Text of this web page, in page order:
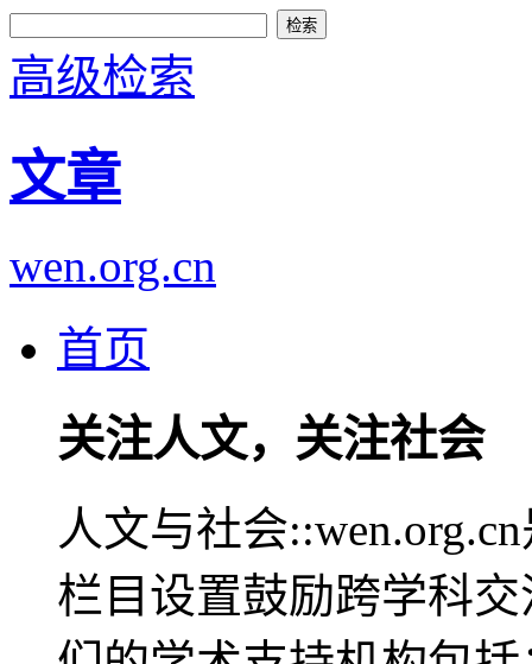
高级检索
文章
wen.org.cn
首页
关注人文，关注社会
人文与社会
栏目设置鼓励跨学科